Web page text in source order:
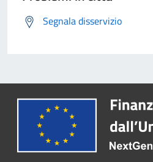
Segnala disservizio